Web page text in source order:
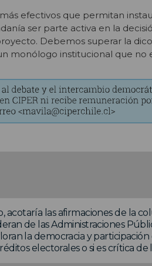
efectivos que permitan
ser parte activa en la
Debemos superar la
monólogo institucional que no
acotaría las afirmaciones de la
de las Administraciones
la democracia y
electorales o si es crítica